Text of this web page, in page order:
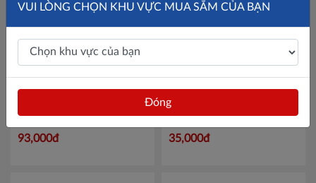
BP1Mã 100868727
93,000đ
Nước Rửa Tay Bảo Vệ Da
Kháng Khuẩn ANTABAX
PROTECT - Bảo Vệ
35,000đ
VUI LÒNG CHỌN KHU VỰC MUA SẮM CỦA BẠN
Đóng